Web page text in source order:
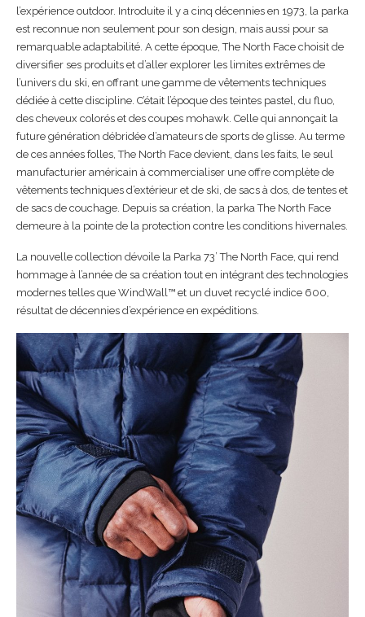
l’expérience outdoor. Introduite il y a cinq décennies en 1973, la parka
est reconnue non seulement pour son design, mais aussi pour sa
remarquable adaptabilité. A cette époque, The North Face choisit de
diversifier ses produits et d’aller explorer les limites extrêmes de
l’univers du ski, en offrant une gamme de vêtements techniques
dédiée à cette discipline. C’était l’époque des teintes pastel, du fluo,
des cheveux colorés et des coupes mohawk. Celle qui annonçait la
future génération débridée d’amateurs de sports de glisse. Au terme
de ces années folles, The North Face devient, dans les faits, le seul
manufacturier américain à commercialiser une offre complète de
vêtements techniques d’extérieur et de ski, de sacs à dos, de tentes et
de sacs de couchage. Depuis sa création, la parka The North Face
demeure à la pointe de la protection contre les conditions hivernales.
La nouvelle collection dévoile la Parka 73’ The North Face, qui rend
hommage à l’année de sa création tout en intégrant des technologies
modernes telles que WindWall™ et un duvet recyclé indice 600,
résultat de décennies d’expérience en expéditions.